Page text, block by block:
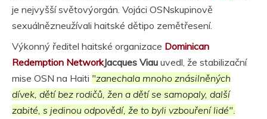
je nejvyšší světovýorgán. Vojáci OSNskupinově
sexuálnězneužívali haitské dětipo zemětřesení.
Výkonný ředitel haitské organizace Dominican
Redemption NetworkJacques Viau uvedl, že stabilizační
mise OSN na Haiti "zanechala mnoho znásilněných
dívek, dětí bez rodičů, žen a dětí se samopaly, další
zabité, s jedinou odpovědí, že to byli vzbouření lidé".